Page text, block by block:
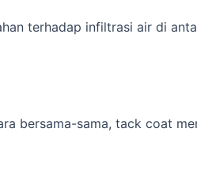
terhadap infiltrasi air di
bersama-sama, tack coat